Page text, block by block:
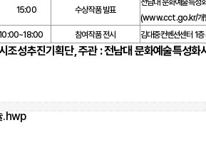
15:00 수상작품 발표
전남대 문화예술특성
(www.cct.go.kr/개
참여작품 전시 김대중컨벤션센터 1층
조성추진기획단,주관:전남대 문화예술특성화
.hwp